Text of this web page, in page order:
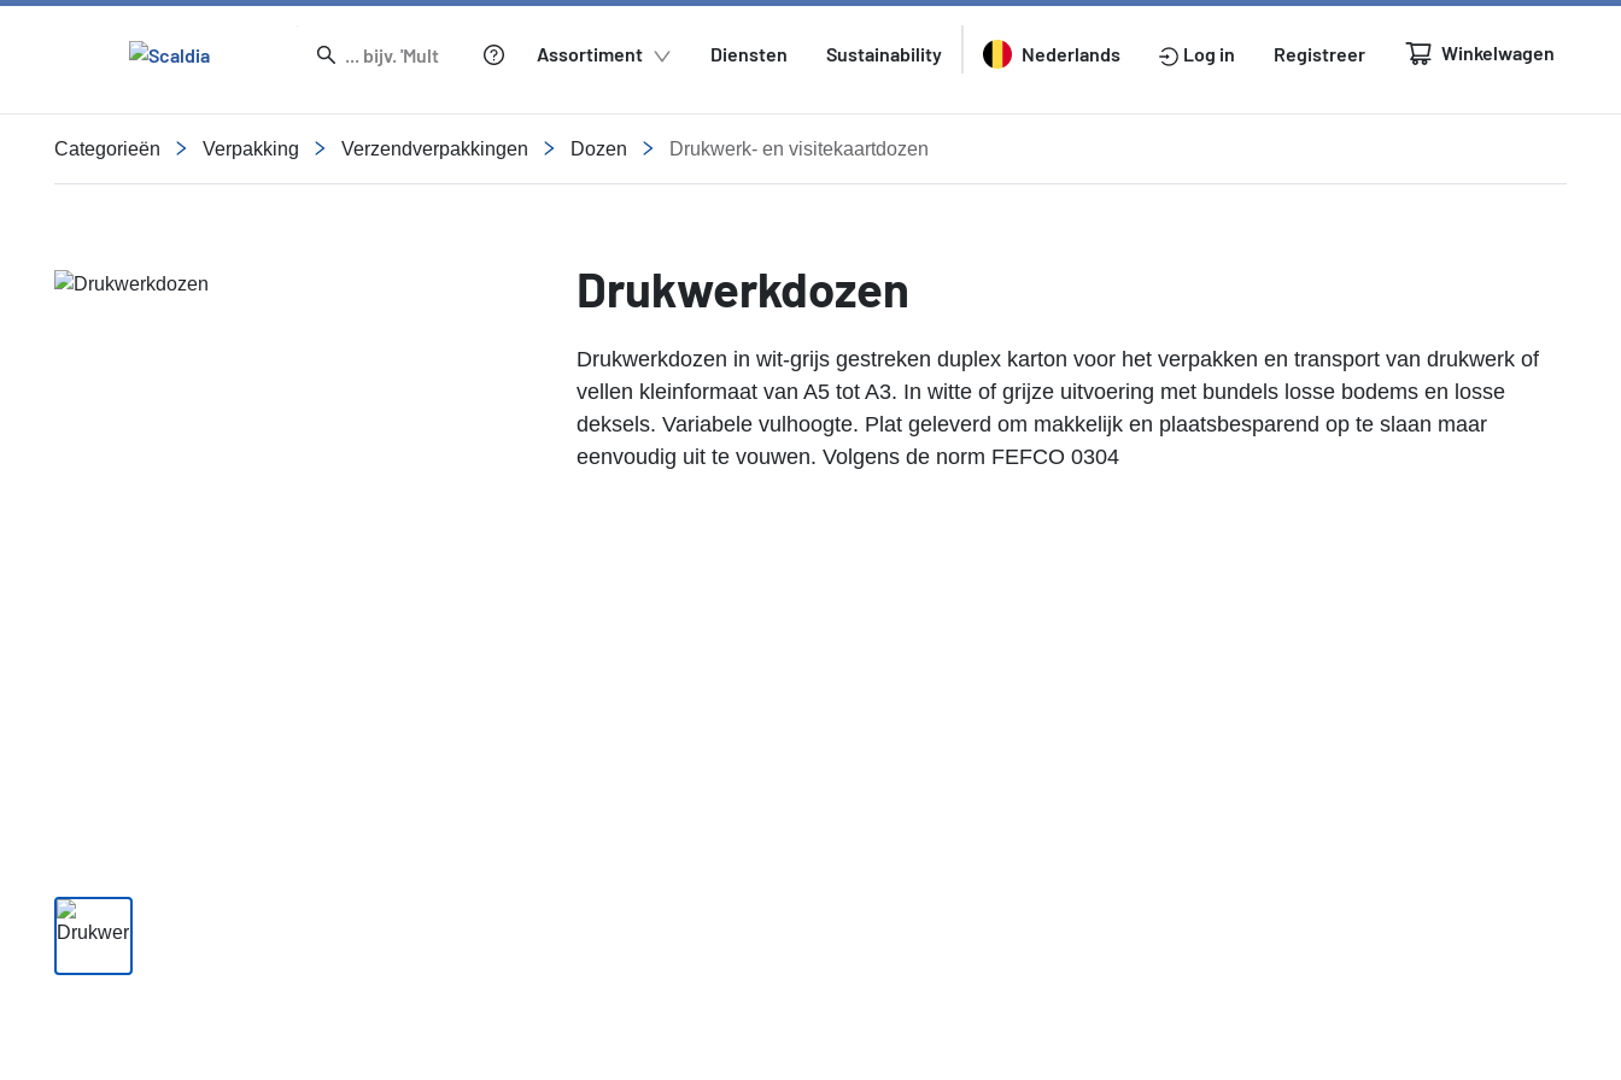
Assortiment Diensten Sustainability Nederlands Log in Registreer Winkelwagen
Categorieën Verpakking Verzendverpakkingen Dozen Drukwerk- en visitekaartdozen
Slide 1 of 1 Drukwerkdozen
Drukwerkdozen in wit-grijs gestreken duplex karton voor het verpakken en transport van drukwerk of
vellen kleinformaat van A5 tot A3. In witte of grijze uitvoering met bundels losse bodems en losse
deksels. Variabele vulhoogte. Plat geleverd om makkelijk en plaatsbesparend op te slaan maar
eenvoudig uit te vouwen. Volgens de norm FEFCO 0304